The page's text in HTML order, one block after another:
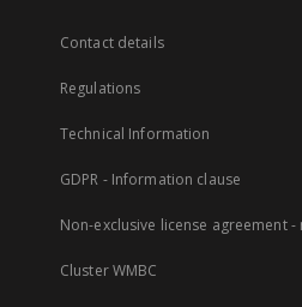
Contact details
Regulations
Technical Information
GDPR - Information clause
Non-exclusive license agreement
Cluster WMBC